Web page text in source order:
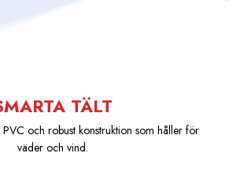
TÄLT
och robust konstruktion som håller för
väder och vind.